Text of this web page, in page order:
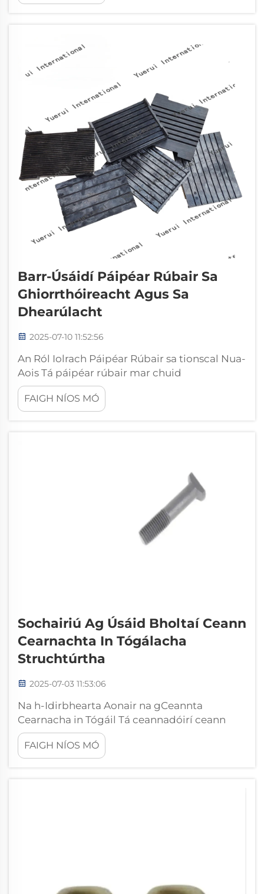
innealtóireacht ag aghaidh ar challaíocht
Barr-Úsáidí Páipéar Rúbair Sa
Ghiorrthóireacht Agus Sa
Dhearúlacht
2025-07-10 11:52:56
An Ról Iolrach Páipéar Rúbair sa tionscal Nua-
Aois Tá páipéar rúbair mar chuid
neamhspleách i go leor tionscail mar gheall
ar a gcuid éagsúla comhcheangailt
shuíocháin, éadóchas, agus éilimh fuarú
FAIGH NÍOS MÓ
Sochairiú Ag Úsáid Bholtaí Ceann
Cearnachta In Tógálacha
Struchtúrtha
2025-07-03 11:53:06
Na h-Idirbhearta Aonair na gCeannta
Cearnacha in Tógáil Tá ceannadóirí ceann
cearnach in úsáid thar céadta bliain mar
réiteach ceannadóra ina dtacaíocht
leictéireachta, ag ofráil idirbhearta a
FAIGH NÍOS MÓ